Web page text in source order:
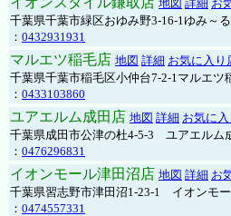
地図 詳細 お
千葉県千葉市緑区おゆみ野3-16-1ゆみ～
： 0432931931
マルエツ稲毛店 地図 詳細 お気に入り
千葉県千葉市稲毛区小仲台7-2-1マルエツ
： 0433103860
ユアエルム成田店 地図 詳細 お気に
千葉県成田市公津の杜4-5-3 ユアエルム
： 0476296831
イオンモール津田沼店 地図 詳細 お
千葉県習志野市津田沼1-23-1 イオンモ
： 0474557331